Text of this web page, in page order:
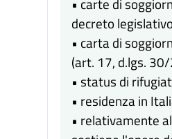
• carte di
decreto
• carta di
(art. 17, d.lgs.
• status di
• residenza in
• relativamente